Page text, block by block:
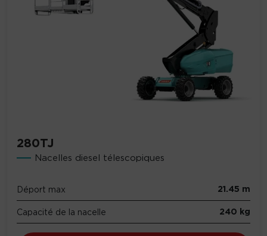
280TJ
Nacelles diesel télescopiques
Déport max 21.45 m
Capacité de la nacelle 240 kg